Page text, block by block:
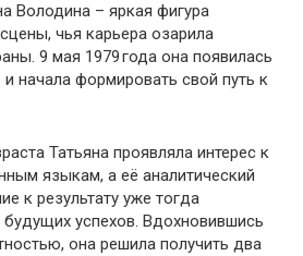
Володина – яркая фигура
чья карьера озарила
9 мая 1979 года она появилась
начала формировать свой путь к
Татьяна проявляла интерес к
языкам, а её аналитический
к результату уже тогда
успехов. Вдохновившись
она решила получить два